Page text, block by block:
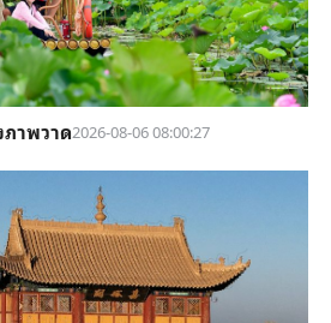
าพวาด2026-08-06 08:00:27